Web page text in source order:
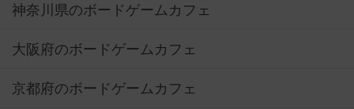
神奈川県のボードゲームカフェ
大阪府のボードゲームカフェ
京都府のボードゲームカフェ